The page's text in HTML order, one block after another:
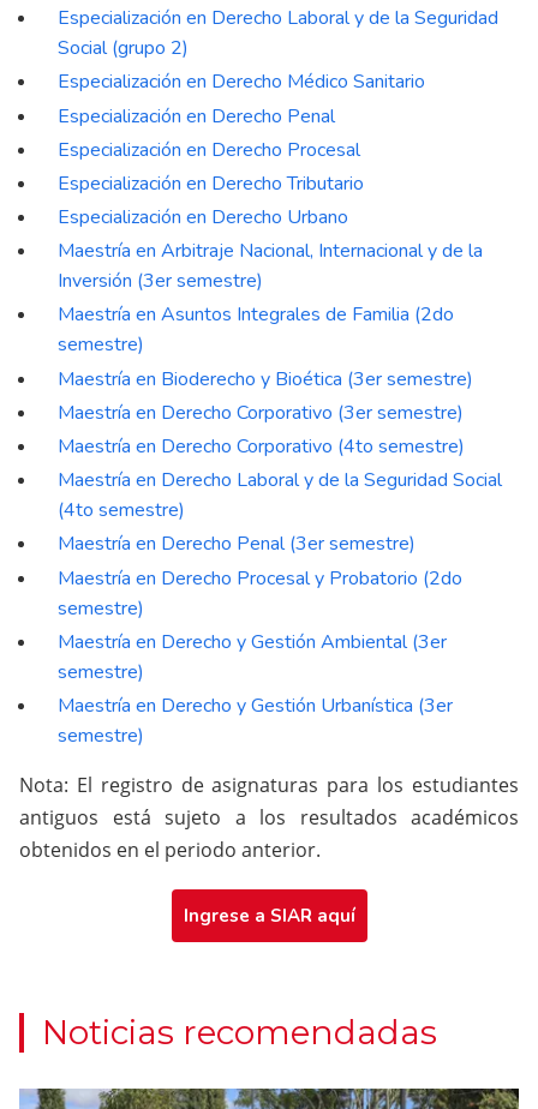
Especialización en Derecho Laboral y de la Seguridad
Social (grupo 2)
Especialización en Derecho Médico Sanitario
Especialización en Derecho Penal
Especialización en Derecho Procesal
Especialización en Derecho Tributario
Especialización en Derecho Urbano
Maestría en Arbitraje Nacional, Internacional y de la
Inversión (3er semestre)
Maestría en Asuntos Integrales de Familia (2do
semestre)
Maestría en Bioderecho y Bioética (3er semestre)
Maestría en Derecho Corporativo (3er semestre)
Maestría en Derecho Corporativo (4to semestre)
Maestría en Derecho Laboral y de la Seguridad Social
(4to semestre)
Maestría en Derecho Penal (3er semestre)
Maestría en Derecho Procesal y Probatorio (2do
semestre)
Maestría en Derecho y Gestión Ambiental (3er
semestre)
Maestría en Derecho y Gestión Urbanística (3er
semestre)
Nota: El registro de asignaturas para los estudiantes
antiguos está sujeto a los resultados académicos
obtenidos en el periodo anterior.
Ingrese a SIAR aquí
Noticias recomendadas